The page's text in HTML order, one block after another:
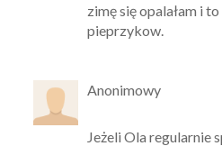
zimę się opalałam i
pieprzykow.
Anonimowy
Jeżeli Ola regularnie